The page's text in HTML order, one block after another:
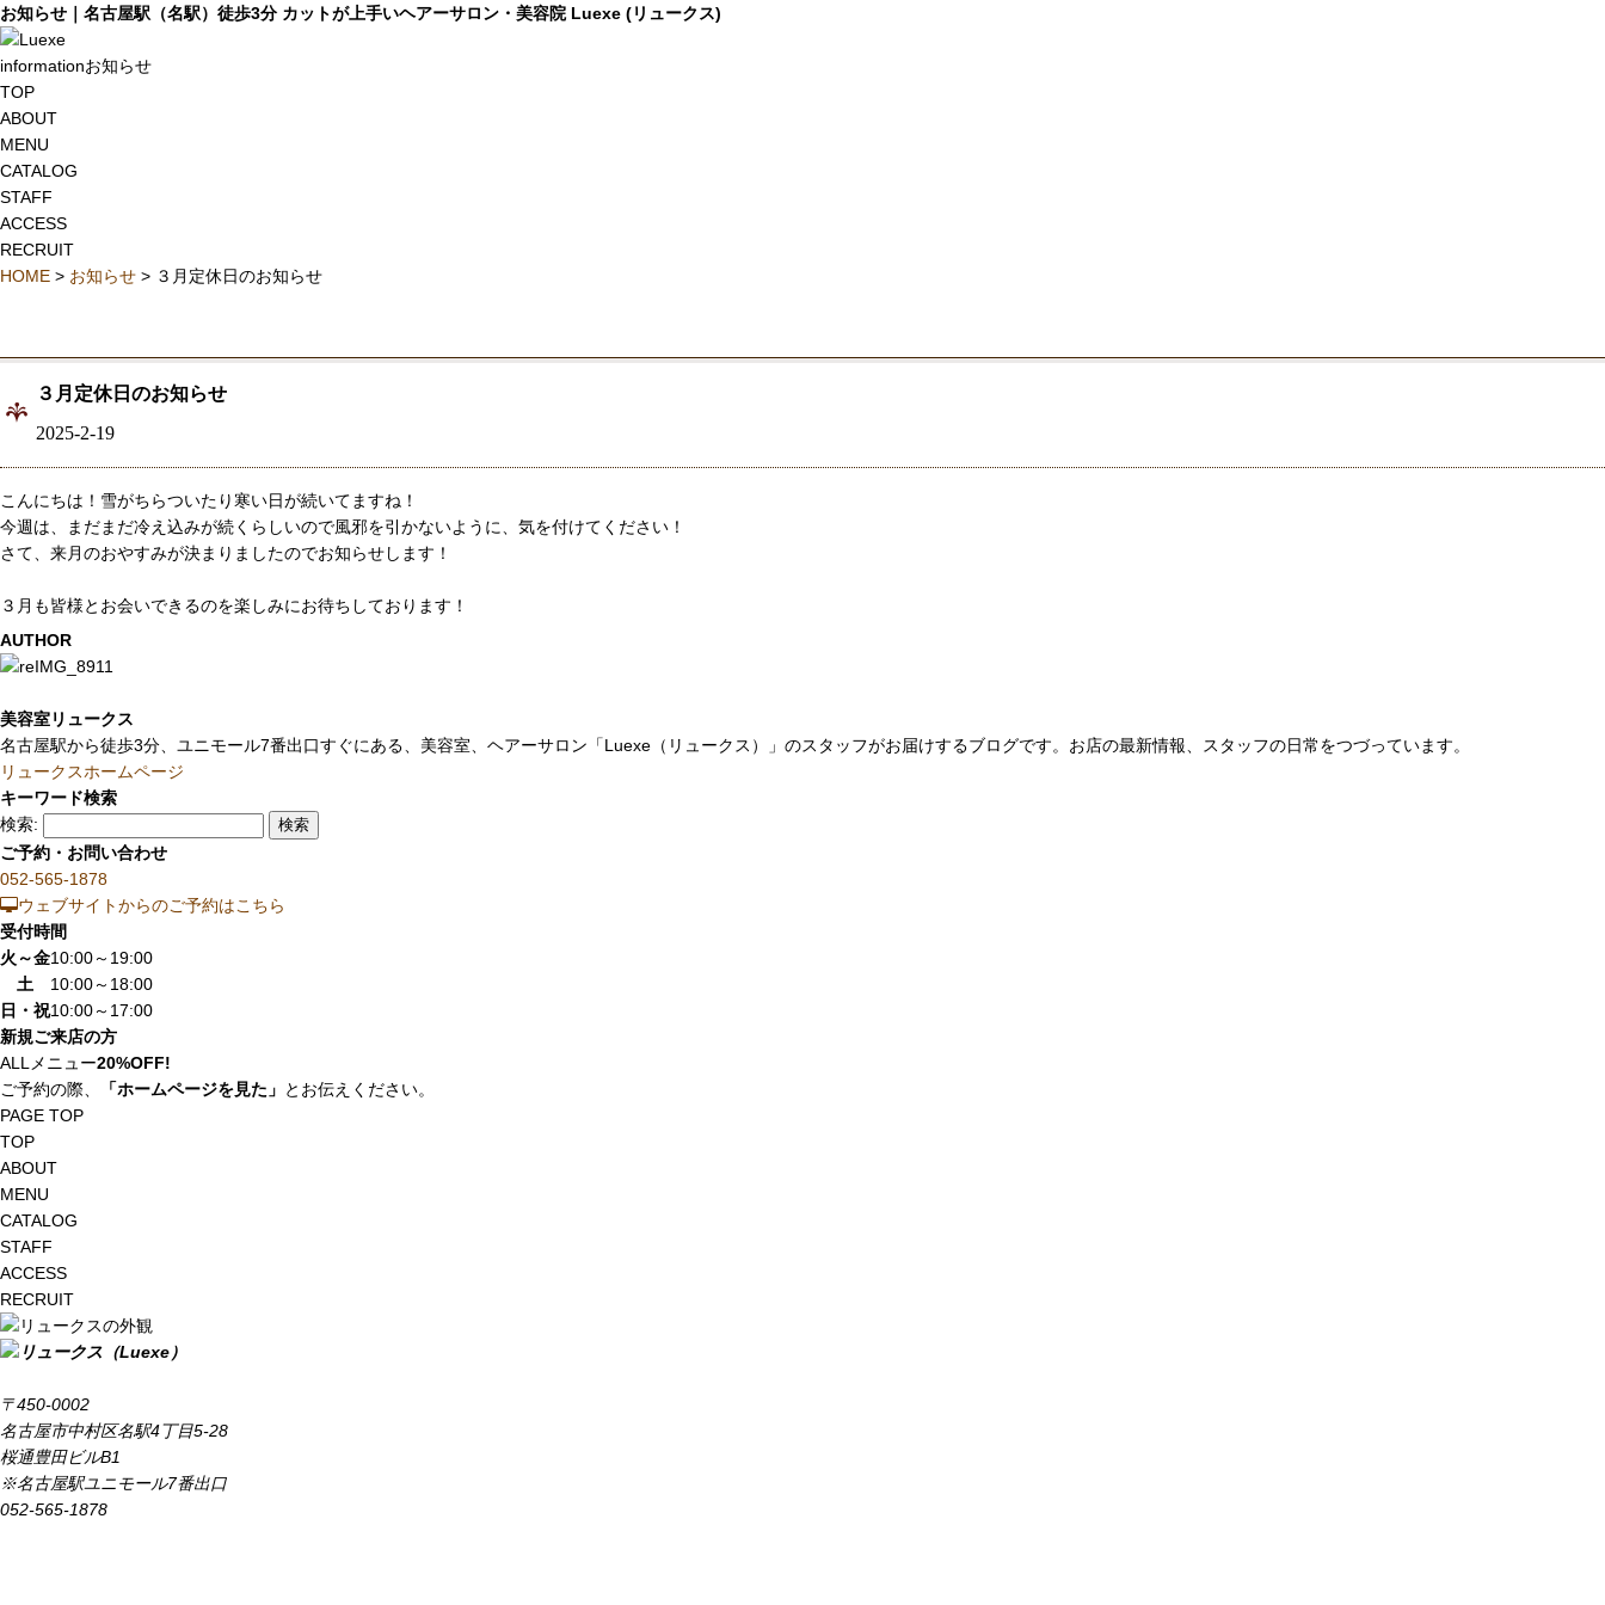
お知らせ｜名古屋駅（名駅）徒歩3分 カットが上手いヘアーサロン・美容院 Luexe (リュークス)
informationお知らせ
TOP
ABOUT
MENU
CATALOG
STAFF
ACCESS
RECRUIT
HOME > お知らせ > ３月定休日のお知らせ
３月定休日のお知らせ
2025-2-19
こんにちは！雪がちらついたり寒い日が続いてますね！
今週は、まだまだ冷え込みが続くらしいので風邪を引かないように、気を付けてください！
さて、来月のおやすみが決まりましたのでお知らせします！
３月も皆様とお会いできるのを楽しみにお待ちしております！
AUTHOR
美容室リュークス
名古屋駅から徒歩3分、ユニモール7番出口すぐにある、美容室、ヘアーサロン「Luexe（リュークス）」のスタッフがお届けするブログです。お店の最新情報、スタッフの日常をつづっています。
リュークスホームページ
キーワード検索
検索:
ご予約・お問い合わせ
052-565-1878
ウェブサイトからのご予約はこちら
受付時間
火～金10:00～19:00
土
10:00～18:00
日・祝10:00～17:00
新規ご来店の方
ALLメニュー20%OFF!
ご予約の際、
「ホームページを見た」 とお伝えください。
PAGE TOP
TOP
ABOUT
MENU
CATALOG
STAFF
ACCESS
RECRUIT
〒450-0002
名古屋市中村区名駅4丁目5-28
桜通豊田ビルB1
※名古屋駅ユニモール7番出口
052-565-1878